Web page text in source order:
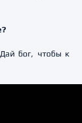
бог, чтобы к